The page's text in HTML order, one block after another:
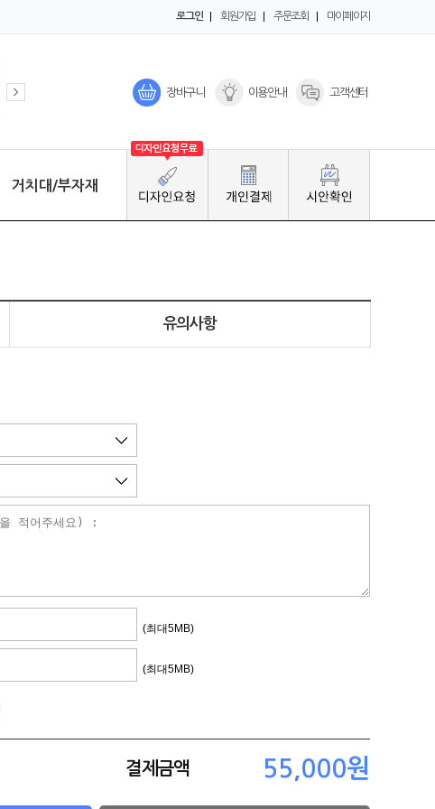
마이페이지
주문조회
회원가입
로그인
고객센터
이용안내
장바구니
거치대/부자재
유의사항
(최대5MB)
(최대5MB)
결제금액